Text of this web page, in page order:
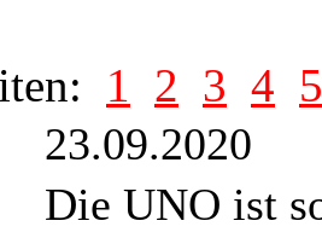
1 2 3 4 5
23.09.2020
Die UNO ist